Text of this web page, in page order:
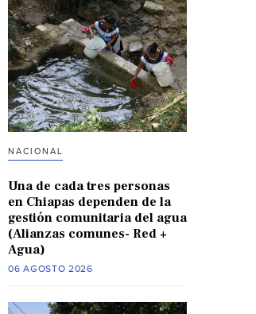
NACIONAL
Una de cada tres personas
en Chiapas dependen de la
gestión comunitaria del agua
(Alianzas comunes- Red +
Agua)
06 AGOSTO 2026